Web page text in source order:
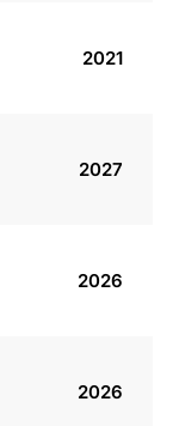
2021
2027
2026
2026